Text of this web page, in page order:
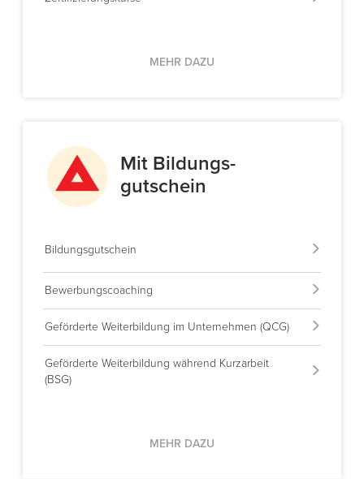
MEHR DAZU
Mit Bildungs-
gutschein
Bildungsgutschein
Bewerbungscoaching
Geförderte Weiterbildung im Unternehmen (QCG)
Geförderte Weiterbildung während Kurzarbeit
(BSG)
MEHR DAZU